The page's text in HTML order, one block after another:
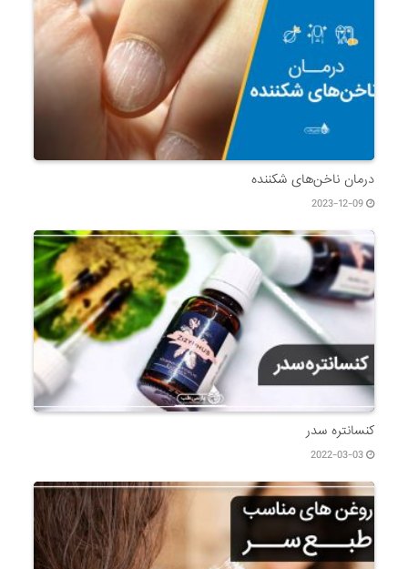
درمان ناخن‌های شکننده
2023-12-09
کنسانتره سدر
2022-03-03